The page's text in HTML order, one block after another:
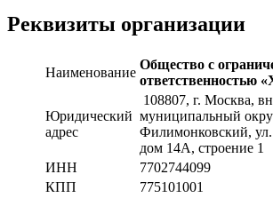
Реквизиты организации
Наименование
Общество с
ответственностью
Юридический
адрес
108807, г. Москва,
муниципальный
Филимонковский,
дом 14А, строение 1
ИНН
7702744099
КПП
775101001